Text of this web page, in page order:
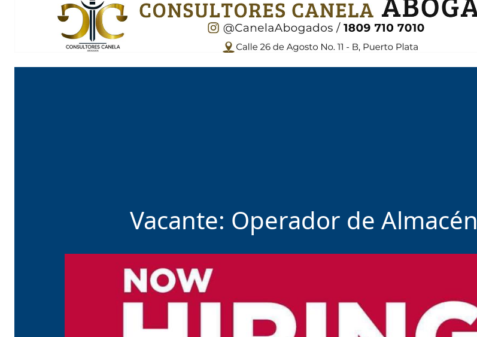
Vacante: Operador de Almacén